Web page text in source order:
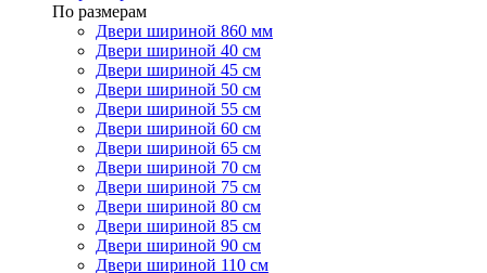
По размерам
Двери шириной 860 мм
Двери шириной 40 см
Двери шириной 45 см
Двери шириной 50 см
Двери шириной 55 см
Двери шириной 60 см
Двери шириной 65 см
Двери шириной 70 см
Двери шириной 75 см
Двери шириной 80 см
Двери шириной 85 см
Двери шириной 90 см
Двери шириной 110 см